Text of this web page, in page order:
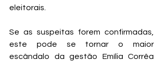
eleitorais.
Se as suspeitas forem confirmadas,
este pode se tornar o maior
escândalo da gestão Emília Corrêa